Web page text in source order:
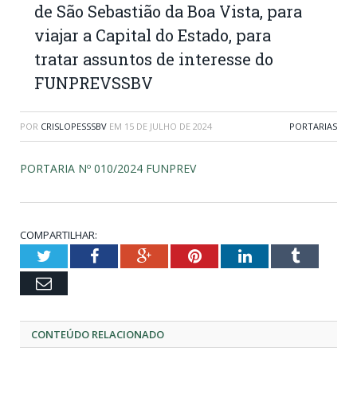
de São Sebastião da Boa Vista, para
viajar a Capital do Estado, para
tratar assuntos de interesse do
FUNPREVSSBV
POR CRISLOPESSSBV EM 15 DE JULHO DE 2024 PORTARIAS
PORTARIA Nº 010/2024 FUNPREV
COMPARTILHAR:
TwitterFacebookGoogle+PinterestLinkedInTumblr
Email
CONTEÚDO RELACIONADO